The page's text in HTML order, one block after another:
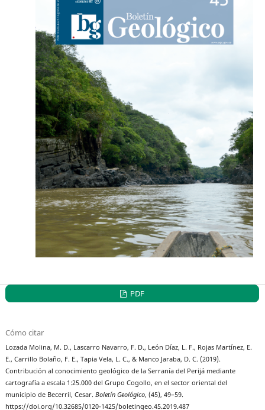
PDF
Cómo citar
Lozada Molina, M. D., Lascarro Navarro, F. D., León Díaz, L. F., Rojas Martínez, E.
E., Carrillo Bolaño, F. E., Tapia Vela, L. C., & Manco Jaraba, D. C. (2019).
Contribución al conocimiento geológico de la Serranía del Perijá mediante
cartografía a escala 1:25.000 del Grupo Cogollo, en el sector oriental del
municipio de Becerril, Cesar.Boletín Geológico, (45), 49–59.
https://doi.org/10.32685/0120-1425/boletingeo.45.2019.487